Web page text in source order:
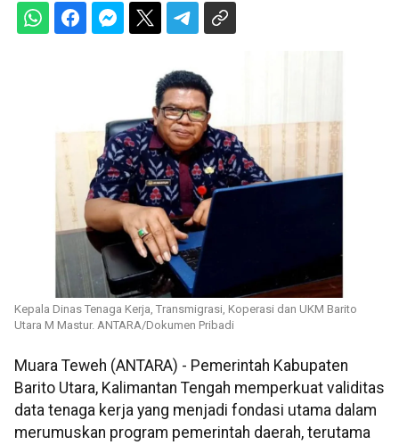
Kepala Dinas Tenaga Kerja, Transmigrasi, Koperasi dan UKM Barito
Utara M Mastur. ANTARA/Dokumen Pribadi
Muara Teweh (ANTARA) - Pemerintah Kabupaten
Barito Utara, Kalimantan Tengah memperkuat validitas
data tenaga kerja yang menjadi fondasi utama dalam
merumuskan program pemerintah daerah, terutama